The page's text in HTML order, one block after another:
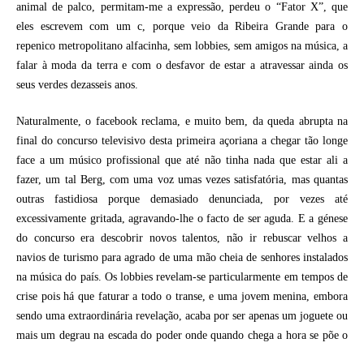
animal de palco, permitam-me a expressão, perdeu o “Fator X”, que
eles escrevem com um c, porque veio da Ribeira Grande para o
repenico metropolitano alfacinha, sem lobbies, sem amigos na música, a
falar à moda da terra e com o desfavor de estar a atravessar ainda os
seus verdes dezasseis anos.
Naturalmente, o facebook reclama, e muito bem, da queda abrupta na
final do concurso televisivo desta primeira açoriana a chegar tão longe
face a um músico profissional que até não tinha nada que estar ali a
fazer, um tal Berg, com uma voz umas vezes satisfatória, mas quantas
outras fastidiosa porque demasiado denunciada, por vezes até
excessivamente gritada, agravando-lhe o facto de ser aguda. E a génese
do concurso era descobrir novos talentos, não ir rebuscar velhos a
navios de turismo para agrado de uma mão cheia de senhores instalados
na música do país. Os lobbies revelam-se particularmente em tempos de
crise pois há que faturar a todo o transe, e uma jovem menina, embora
sendo uma extraordinária revelação, acaba por ser apenas um joguete ou
mais um degrau na escada do poder onde quando chega a hora se põe o